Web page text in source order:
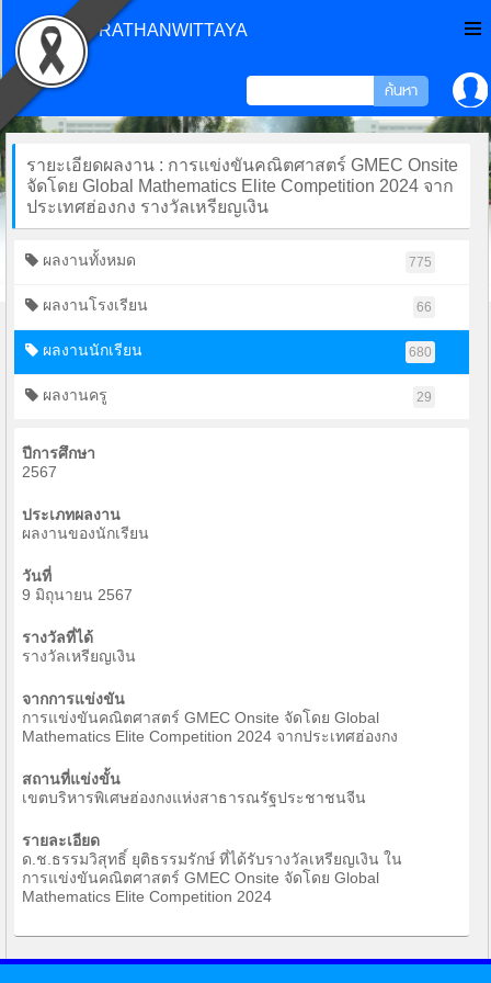
CHONPRATHANWITTAYA
รายะเอียดผลงาน : การแข่งขันคณิตศาสตร์ GMEC Onsite
จัดโดย Global Mathematics Elite Competition 2024 จาก
ประเทศฮ่องกง รางวัลเหรียญเงิน
ผลงานทั้งหมด 775
ผลงานโรงเรียน 66
ผลงานนักเรียน 680
ผลงานครู 29
ปีการศึกษา
2567
ประเภทผลงาน
ผลงานของนักเรียน
วันที่
9 มิถุนายน 2567
รางวัลที่ได้
รางวัลเหรียญเงิน
จากการแข่งขัน
การแข่งขันคณิตศาสตร์ GMEC Onsite จัดโดย Global
Mathematics Elite Competition 2024 จากประเทศฮ่องกง
สถานที่แข่งขั้น
เขตบริหารพิเศษฮ่องกงแห่งสาธารณรัฐประชาชนจีน
รายละเอียด
ด.ช.ธรรมวิสุทธิ์ ยุติธรรมรักษ์ ที่ได้รับรางวัลเหรียญเงิน ใน
การแข่งขันคณิตศาสตร์ GMEC Onsite จัดโดย Global
Mathematics Elite Competition 2024